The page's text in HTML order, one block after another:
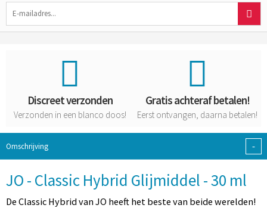
Discreet verzonden
Verzonden in een blanco doos!
Gratis achteraf betalen!
Eerst ontvangen, daarna betalen!
Omschrijving -
JO - Classic Hybrid Glijmiddel - 30 ml
De Classic Hybrid van JO heeft het beste van beide werelden!